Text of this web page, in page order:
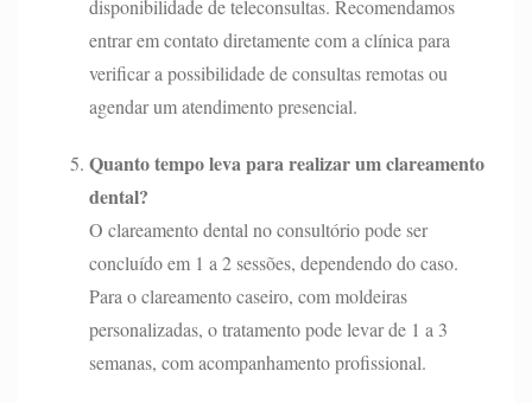
disponibilidade de teleconsultas. Recomendamos
entrar em contato diretamente com a clínica para
verificar a possibilidade de consultas remotas ou
agendar um atendimento presencial.
Quanto tempo leva para realizar um clareamento
dental?
O clareamento dental no consultório pode ser
concluído em 1 a 2 sessões, dependendo do caso.
Para o clareamento caseiro, com moldeiras
personalizadas, o tratamento pode levar de 1 a 3
semanas, com acompanhamento profissional.